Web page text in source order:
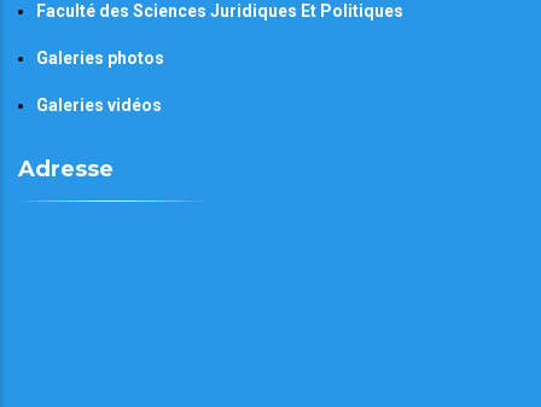
Faculté des Sciences Juridiques Et Politiques
Galeries photos
Galeries vidéos
Adresse